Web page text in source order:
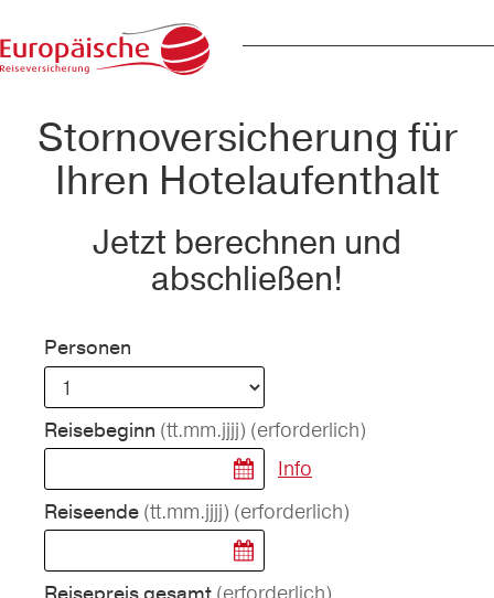
Stornoversicherung für
Ihren Hotelaufenthalt
Jetzt berechnen und
abschließen!
Personen
Reisebeginn (tt.mm.jjjj) (erforderlich)
Info
Reiseende (tt.mm.jjjj) (erforderlich)